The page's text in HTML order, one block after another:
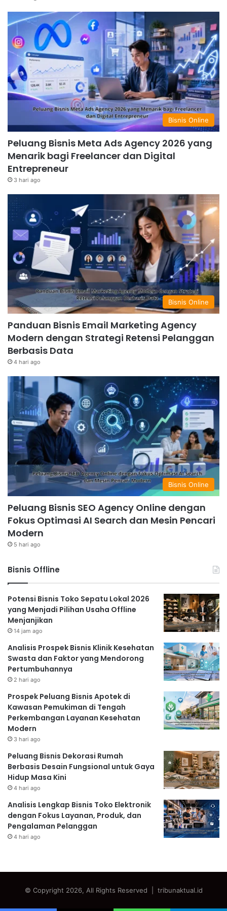
Bisnis Online
Peluang Bisnis Meta Ads Agency 2026 yang
Menarik bagi Freelancer dan Digital
Entrepreneur
3 hari ago
Bisnis Online
Panduan Bisnis Email Marketing Agency
Modern dengan Strategi Retensi Pelanggan
Berbasis Data
4 hari ago
Bisnis Online
Peluang Bisnis SEO Agency Online dengan
Fokus Optimasi AI Search dan Mesin Pencari
Modern
5 hari ago
Bisnis Offline
Potensi Bisnis Toko Sepatu Lokal 2026
yang Menjadi Pilihan Usaha Offline
Menjanjikan
14 jam ago
Analisis Prospek Bisnis Klinik Kesehatan
Swasta dan Faktor yang Mendorong
Pertumbuhannya
2 hari ago
Prospek Peluang Bisnis Apotek di
Kawasan Pemukiman di Tengah
Perkembangan Layanan Kesehatan
Modern
3 hari ago
Peluang Bisnis Dekorasi Rumah
Berbasis Desain Fungsional untuk Gaya
Hidup Masa Kini
4 hari ago
Analisis Lengkap Bisnis Toko Elektronik
dengan Fokus Layanan, Produk, dan
Pengalaman Pelanggan
4 hari ago
© Copyright 2026, All Rights Reserved | tribunaktual.id